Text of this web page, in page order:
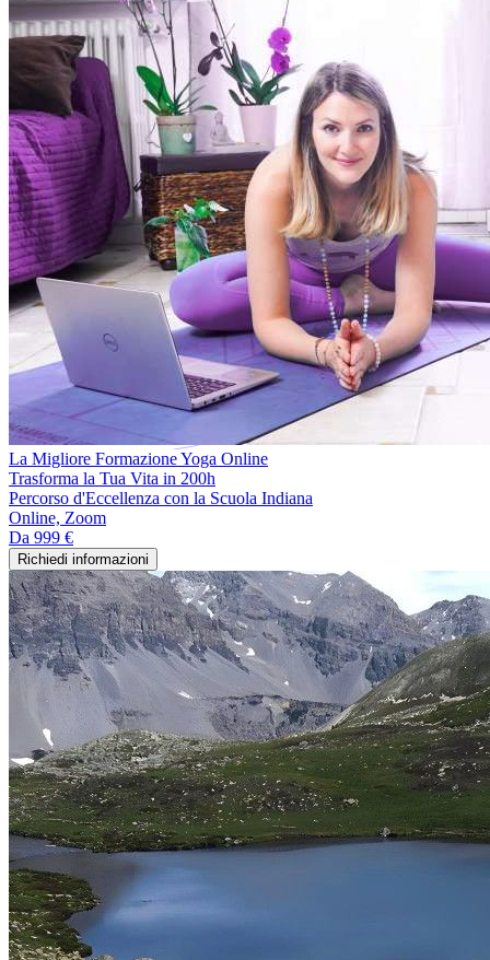
La Migliore Formazione Yoga Online
Trasforma la Tua Vita in 200h
Percorso d'Eccellenza con la Scuola Indiana
Online, Zoom
Da 999 €
Richiedi informazioni